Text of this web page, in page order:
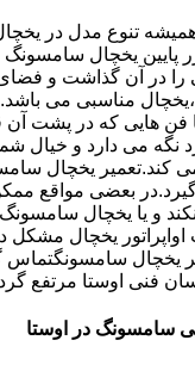
تنوع مدل در
یخچال سامسونگ
را در آن گذاشت و
مناسبی می
هایی که در پشت آن
نگه می دارد و خیال
کند.تعمیر یخچال
بعضی مواقع
و یا یخچال
یخچال مشکل
یخچال
فنی اوستا مرتفع
سامسونگ در اوستا